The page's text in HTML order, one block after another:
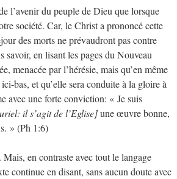
l’avenir du peuple de Dieu que lorsque
société. Car, le Christ a prononcé cette
des morts ne prévaudront pas contre
en lisant les pages du Nouveau
menacée par l’hérésie, mais qu’en même
bas, et qu’elle sera conduite à la gloire à
avec une forte conviction: « Je suis
il s’agit de l’Eglise]une œuvre bonne,
» (Ph 1:6)
en contraste avec tout le langage
continue en disant, sans aucun doute avec